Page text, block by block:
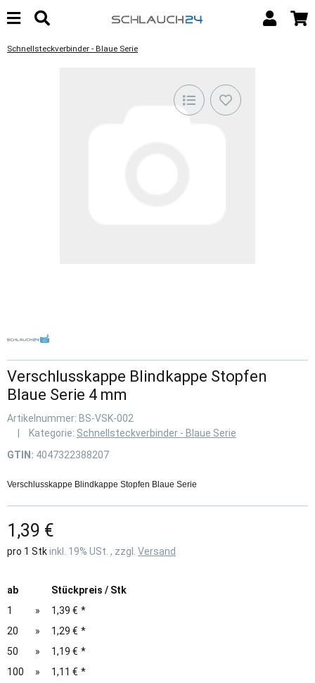
Schnellsteckverbinder - Blaue Serie
Verschlusskappe Blindkappe Stopfen
Blaue Serie 4 mm
Artikelnummer: BS-VSK-002
Kategorie: Schnellsteckverbinder - Blaue Serie
GTIN: 4047322388207
Verschlusskappe Blindkappe Stopfen Blaue Serie
1,39 €
pro 1 Stkinkl. 19% USt. , zzgl. Versand
ab
Stückpreis / Stk
1
» 1,39 € *
20
» 1,29 € *
50
» 1,19 € *
100
» 1,11 € *